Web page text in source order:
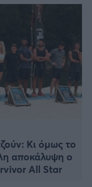
Κι όμως το
αποκάλυψη ο
All Star